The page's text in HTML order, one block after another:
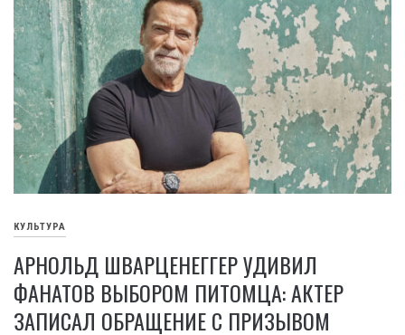
КУЛЬТУРА
АРНОЛЬД ШВАРЦЕНЕГГЕР УДИВИЛ
ФАНАТОВ ВЫБОРОМ ПИТОМЦА: АКТЕР
ЗАПИСАЛ ОБРАЩЕНИЕ С ПРИЗЫВОМ